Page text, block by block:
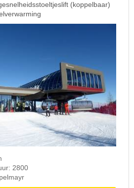
(koppelbaar)
2800